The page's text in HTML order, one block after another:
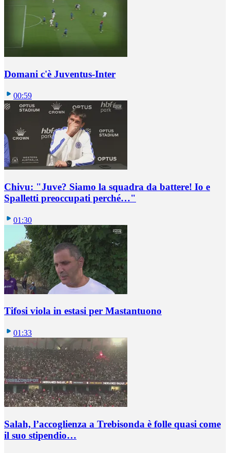
Domani c'è Juventus-Inter
00:59
Chivu: "Juve? Siamo la squadra da battere! Io e
Spalletti preoccupati perché…"
01:30
Tifosi viola in estasi per Mastantuono
01:33
Salah, l’accoglienza a Trebisonda è folle quasi come
il suo stipendio…